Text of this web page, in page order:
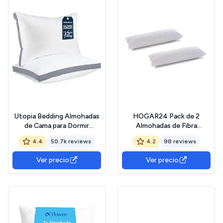
Utopia Bedding Almohadas
de Cama para Dormir
tamaño Queen (Gris),
Juego de 2, Calidad de
Hotel refrescante,
Almohada Reforzada para
Dormir Boca Arriba, Boca
4.4 50.7k reviews
Ver precio
HOGAR24 Pack de 2
Almohadas de Fibra
resinada hipoalérgica,
acogida Suave -70CM
4.2 98 reviews
Ver precio